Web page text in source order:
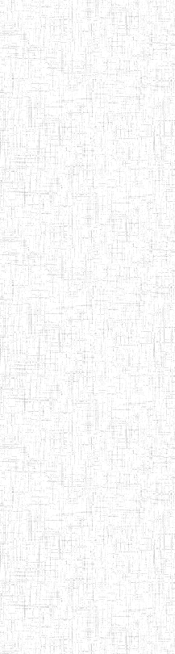
9 sur 13 Total: 307
4 5 6 7 8
9
Fin
30/11/2004 ENIEG
04/06/2015 ENIEG